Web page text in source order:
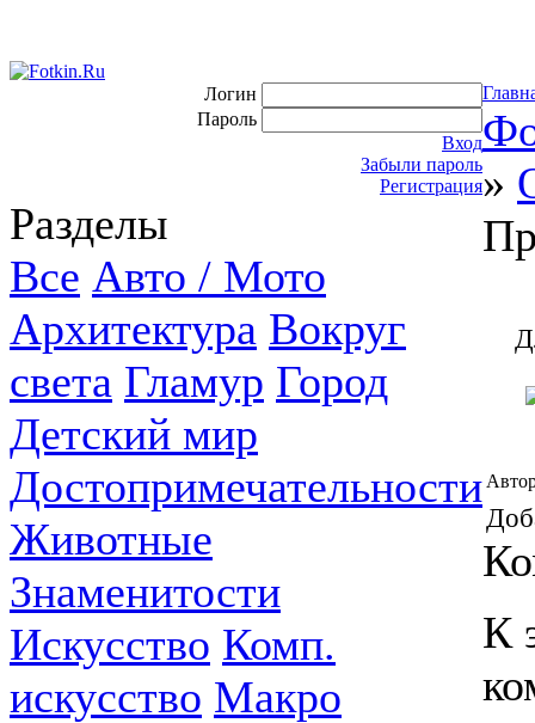
Логин
Пароль
Вход
Забыли пароль
Регистрация
Разделы
Все Авто / Мото
Архитектура Вокруг
света Гламур Город
Детский мир
Достопримечательности
Животные
Знаменитости
Искусство Комп.
искусство Макро
»
К